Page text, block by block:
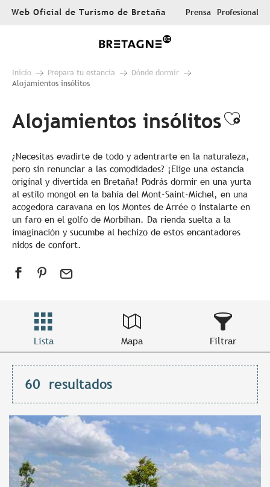
AllerWeb Oficial de Turismo de Bretaña Prensa Profesional
Inicio Prepara tu estancia
Dónde dormir
Alojamientos insólitos
Alojamientos insólitos
¿Necesitas evadirte de todo y adentrarte en la naturaleza,
pero sin renunciar a las comodidades? ¡Elige una estancia
original y divertida en Bretaña! Podrás dormir en una yurta
al estilo mongol en la bahía del Mont-Saint-Michel, en una
acogedora caravana en los Montes de Arrée o instalarte en
un faro en el golfo de Morbihan. Da rienda suelta a la
imaginación y sucumbe al hechizo de estos encantadores
nidos de confort.
Lista Mapa Filtrar
60 resultados